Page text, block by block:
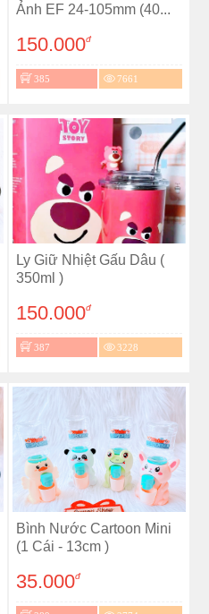
Ảnh EF 24-105mm (40...
150.000đ
385 7661
Ly Giữ Nhiệt Gấu Dâu (
350ml )
150.000đ
387 3228
Bình Nước Cartoon Mini
(1 Cái - 13cm )
35.000đ